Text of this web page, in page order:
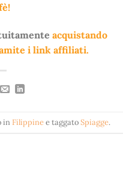
acquistando
i link affiliati.
inFilippinee taggatoSpiagge.